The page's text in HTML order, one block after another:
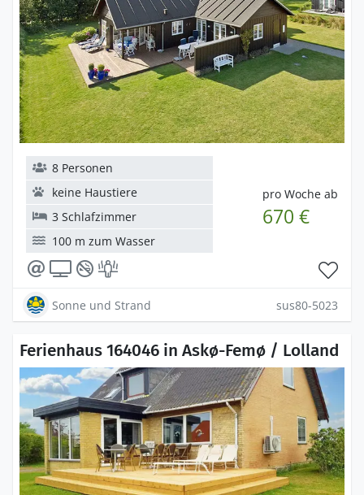
pro Woche ab
670 €
8 Personen
keine Haustiere
3 Schlafzimmer
100 m zum Wasser
Sonne und Strand sus80-5023
Ferienhaus 164046 in Askø-Femø / Lolland